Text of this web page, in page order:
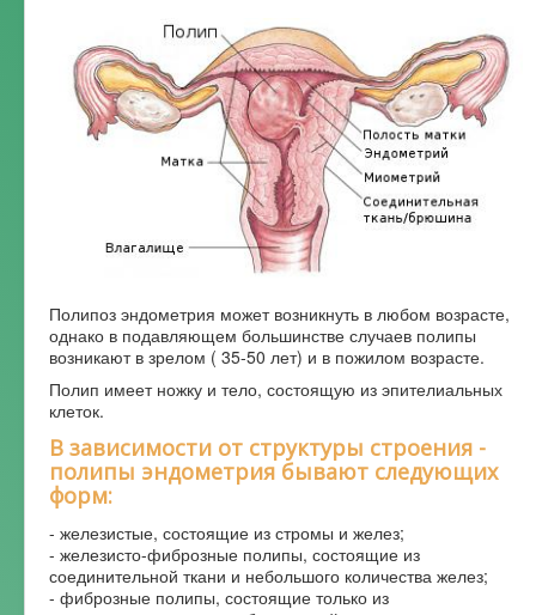
Форум
Полипоз эндометрия может возникнуть в любом возрасте,
однако в подавляющем большинстве случаев полипы
возникают в зрелом ( 35-50 лет) и в пожилом возрасте.
Полип имеет ножку и тело, состоящую из эпителиальных
клеток.
В зависимости от структуры строения -
полипы эндометрия бывают следующих
форм:
- железистые, состоящие из стромы и желез;
- железисто-фиброзные полипы, состоящие из
соединительной ткани и небольшого количества желез;
- фиброзные полипы, состоящие только из